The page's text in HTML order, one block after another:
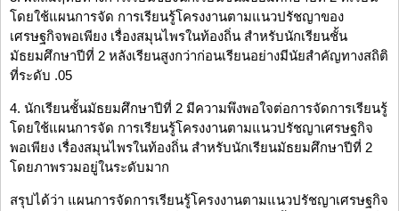
โดยใช้แผนการจัด การเรียนรู้โครงงานตามแนวปรัชญาของ
เศรษฐกิจพอเพียง เรื่องสมุนไพรในท้องถิ่น สำหรับนักเรียนชั้น
มัธยมศึกษาปีที่ 2 หลังเรียนสูงกว่าก่อนเรียนอย่างมีนัยสำคัญทางสถิติ
ที่ระดับ .05
4. นักเรียนชั้นมัธยมศึกษาปีที่ 2 มีความพึงพอใจต่อการจัดการเรียนรู้
โดยใช้แผนการจัด การเรียนรู้โครงงานตามแนวปรัชญาเศรษฐกิจ
พอเพียง เรื่องสมุนไพรในท้องถิ่น สำหรับนักเรียนมัธยมศึกษาปีที่ 2
โดยภาพรวมอยู่ในระดับมาก
สรุปได้ว่า แผนการจัดการเรียนรู้โครงงานตามแนวปรัชญาเศรษฐกิจ